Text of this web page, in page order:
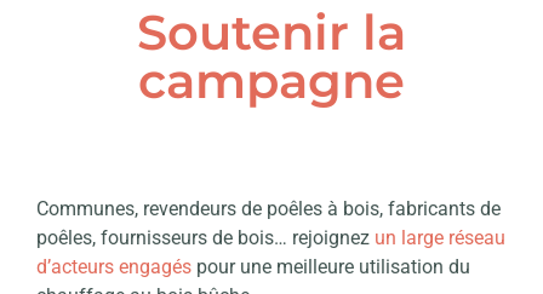
Soutenir la
campagne
Communes, revendeurs de poêles à bois, fabricants de
poêles, fournisseurs de bois… rejoignez un large réseau
d’acteurs engagés pour une meilleure utilisation du